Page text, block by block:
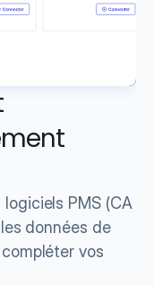
PMS (CA
données de
vos